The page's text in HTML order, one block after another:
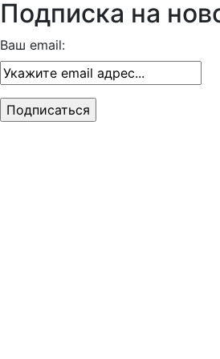
Подписка на
Ваш email: